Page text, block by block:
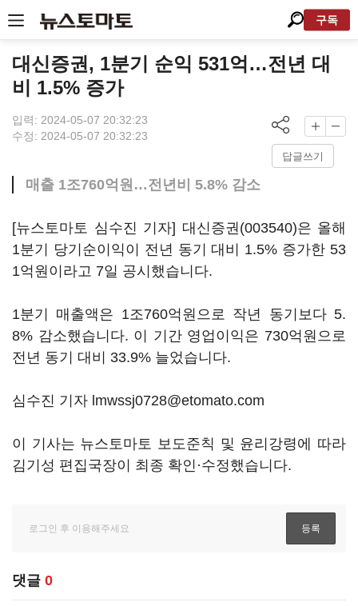
구독
대신증권, 1분기 순익 531억…전년 대
비 1.5% 증가
입력: 2024-05-07 20:32:23
수정: 2024-05-07 20:32:23
답글쓰기
매출 1조760억원…전년비 5.8% 감소
[뉴스토마토 심수진 기자] 대신증권(003540)은 올해
1분기 당기순이익이 전년 동기 대비 1.5% 증가한 53
1억원이라고 7일 공시했습니다.
1분기 매출액은 1조760억원으로 작년 동기보다 5.
8% 감소했습니다. 이 기간 영업이익은 730억원으로
전년 동기 대비 33.9% 늘었습니다.
심수진 기자 lmwssj0728@etomato.com
이 기사는 뉴스토마토 보도준칙 및 윤리강령에 따라
김기성 편집국장이 최종 확인·수정했습니다.
댓글 0